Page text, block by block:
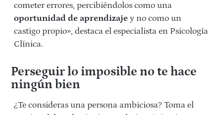
cometer errores, percibiéndolos como una
oportunidad de aprendizaje y no como un
castigo propio», destaca el especialista en Psicología
Clínica.
Perseguir lo imposible no te hace
ningún bien
¿Te consideras una persona ambiciosa? Toma el